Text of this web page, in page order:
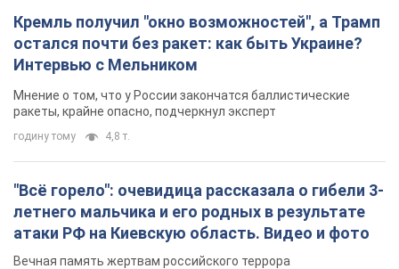
Кремль получил "окно возможностей", а Трамп
остался почти без ракет: как быть Украине?
Интервью с Мельником
Мнение о том, что у России закончатся баллистические
ракеты, крайне опасно, подчеркнул эксперт
годину тому 4,8 т.
"Всё горело": очевидица рассказала о гибели 3-
летнего мальчика и его родных в результате
атаки РФ на Киевскую область. Видео и фото
Вечная память жертвам российского террора